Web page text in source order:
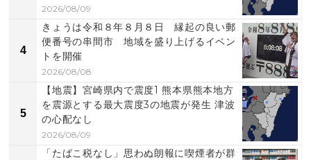
2026/08/09
4
きょうは令和８年８月８日 縁起の良い郵
便番号の串間市 地域を盛り上げるイベン
トを開催
2026/08/08
5
【地震】宮崎県内で震度1 熊本県熊本地方
を震源とする最大震度3の地震が発生 津波
の心配なし
2026/08/09
「たばこ税なし」思わぬ朗報に喫煙者が群